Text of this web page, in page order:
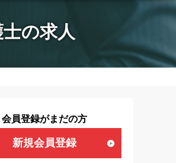
の求人
会員登録がまだの方
新規会員登録